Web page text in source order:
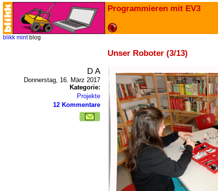
Programmieren mit EV3
blikk mint blog
Unser Roboter (3/13)
D A
Donnerstag, 16. März 2017
Kategorie:
Projekte
12 Kommentare